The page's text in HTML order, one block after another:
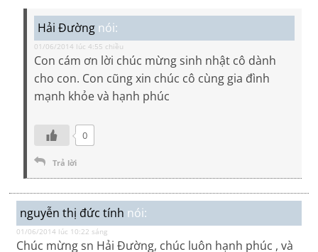
Hải Đường nói:
01/06/2014 lúc 4:55 chiều
Con cám ơn lời chúc mừng sinh nhật cô dành
cho con. Con cũng xin chúc cô cùng gia đình
mạnh khỏe và hạnh phúc
0
Trả lời
nguyễn thị đức tính nói:
01/06/2014 lúc 10:22 sáng
Chúc mừng sn Hải Đường, chúc luôn hạnh phúc , và